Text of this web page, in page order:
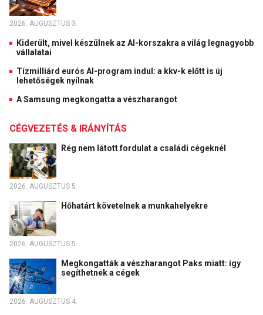
2026. AUGUSZTUS 3.
Kiderült, mivel készülnek az AI-korszakra a világ legnagyobb
vállalatai
Tízmilliárd eurós AI-program indul: a kkv-k előtt is új
lehetőségek nyílnak
A Samsung megkongatta a vészharangot
CÉGVEZETÉS & IRÁNYÍTÁS
Rég nem látott fordulat a családi cégeknél
2026. AUGUSZTUS 5.
Hőhatárt követelnek a munkahelyekre
2026. AUGUSZTUS 5.
Megkongatták a vészharangot Paks miatt: így
segíthetnek a cégek
2026. AUGUSZTUS 4.